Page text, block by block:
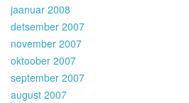
jaanuar 2008
detsember 2007
november 2007
oktoober 2007
september 2007
august 2007